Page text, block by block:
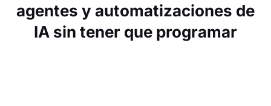
agentes y automatizaciones de
IA sin tener que programar